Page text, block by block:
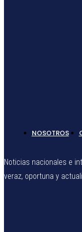
NOSOTROS
Noticias nacionales e
veraz, oportuna y